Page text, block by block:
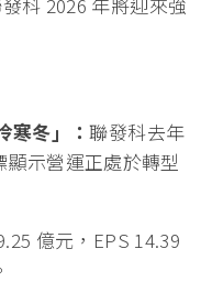
寒冬」：聯發科去年
示營運正處於轉型
億元，EPS 14.39